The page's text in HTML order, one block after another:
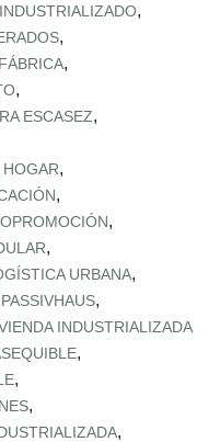
,
,
,
,
ESCASEZ,
,
,
,
,
URBANA,
,
INDUSTRIALIZADA
,
,
,
,